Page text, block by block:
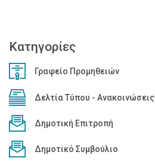
Κατηγορίες
Γραφείο Προμηθειών
Δελτία Τύπου - Ανακοινώσεις
Δημοτική Επιτροπή
Δημοτικό Συμβούλιο